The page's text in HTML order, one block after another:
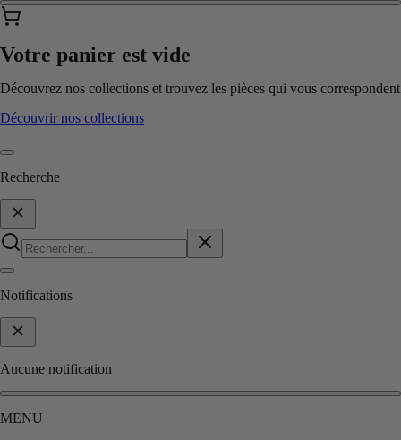
Votre panier est vide
Découvrez nos collections et trouvez les pièces qui vous correspondent
Découvrir nos collections
Recherche
Notifications
Aucune notification
MENU